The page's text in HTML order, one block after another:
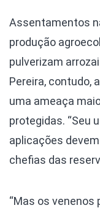
Assentamentos
produção
pulverizam
Pereira, contudo,
uma ameaça
protegidas. “Seu
aplicações
chefias das
“Mas os